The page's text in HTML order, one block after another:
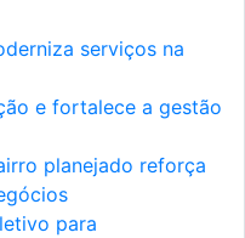
serviços na
e fortalece a gestão
planejado reforça
para